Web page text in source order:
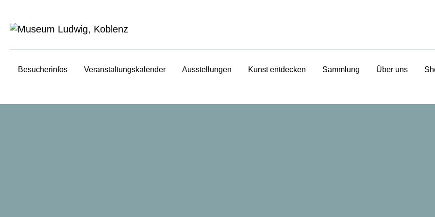
Besucherinfos Veranstaltungs­kalender Ausstellungen Kunst entdecken Sammlung Über uns